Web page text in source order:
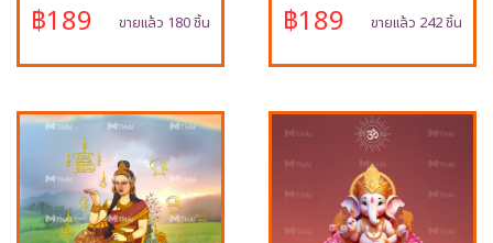
฿189 ขายแล้ว 180 ชิ้น ฿189 ขายแล้ว 242 ชิ้น